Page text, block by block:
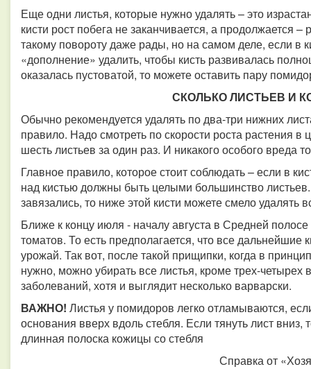
Еще одни листья, которые нужно удалять – это
кисти рост побега не заканчивается, а продолжается
такому повороту даже рады, но на самом деле, если в
«дополнение» удалить, чтобы кисть развивалась
оказалась пустоватой, то можете оставить пару
СКОЛЬКО ЛИСТЬЕВ И
Обычно рекомендуется удалять по два-три нижних
правило. Надо смотреть по скорости роста растения в
шесть листьев за один раз. И никакого особого вреда
Главное правило, которое стоит соблюдать – если в
над кистью должны быть целыми большинство
завязались, то ниже этой кисти можете смело удалять
Ближе к концу июля - началу августа в Средней
томатов. То есть предполагается, что все
урожай. Так вот, после такой прищипки, когда в
нужно, можно убирать все листья, кроме трех-
заболеваний, хотя и выглядит несколько варварски.
ВАЖНО! Листья у помидоров легко отламываются,
основания вверх вдоль стебля. Если тянуть лист
длинная полоска кожицы со стебля
Справка от